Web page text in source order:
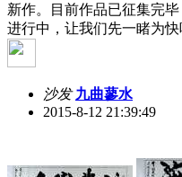
新作。目前作品已征集完
进行中，让我们先一睹为快
沙发 九曲蓼水
2015-8-12 21:39:49